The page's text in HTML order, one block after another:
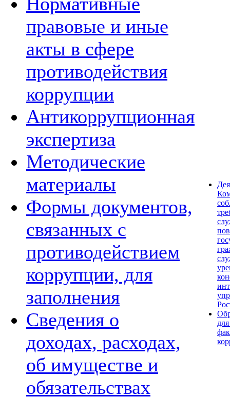
правовые и иные
акты в сфере
противодействия
коррупции
Антикоррупционная
экспертиза
Методические
материалы
Формы документов,
связанных с
противодействием
коррупции, для
заполнения
Сведения о
доходах, расходах,
об имуществе и
обязательствах